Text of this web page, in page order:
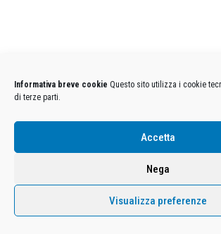
Informativa breve cookie Questo sito utilizza i cookie
di terze parti.
Accetta
Nega
Visualizza preferenze